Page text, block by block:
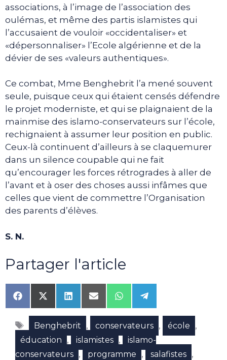
associations, à l’image de l’association des
oulémas, et même des partis islamistes qui
l’accusaient de vouloir «occidentaliser» et
«dépersonnaliser» l’Ecole algérienne et de la
dévier de ses «valeurs authentiques».
Ce combat, Mme Benghebrit l’a mené souvent
seule, puisque ceux qui étaient censés défendre
le projet moderniste, et qui se plaignaient de la
mainmise des islamo-conservateurs sur l’école,
rechignaient à assumer leur position en public.
Ceux-là continuent d’ailleurs à se claquemurer
dans un silence coupable qui ne fait
qu’encourager les forces rétrogrades à aller de
l’avant et à oser des choses aussi infâmes que
celles que vient de commettre l’Organisation
des parents d’élèves.
S. N.
Partager l'article
Share
on
Facebook
Share
on
X
(Twitter)
Share
on
LinkedIn
Share
on
Email
Share
on
WhatsApp
Share
on
Telegram
Étiquettes
Benghebrit , conservateurs , école ,
éducation , islamistes ,
islamo-
conservateurs , programme , salafistes ,